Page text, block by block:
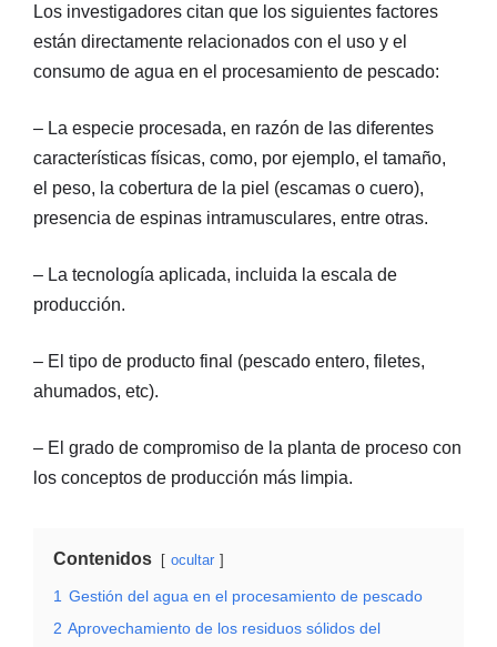
Los investigadores citan que los siguientes factores
están directamente relacionados con el uso y el
consumo de agua en el procesamiento de pescado:
– La especie procesada, en razón de las diferentes
características físicas, como, por ejemplo, el tamaño,
el peso, la cobertura de la piel (escamas o cuero),
presencia de espinas intramusculares, entre otras.
– La tecnología aplicada, incluida la escala de
producción.
– El tipo de producto final (pescado entero, filetes,
ahumados, etc).
– El grado de compromiso de la planta de proceso con
los conceptos de producción más limpia.
Contenidos ocultar
1 Gestión del agua en el procesamiento de pescado
2 Aprovechamiento de los residuos sólidos del